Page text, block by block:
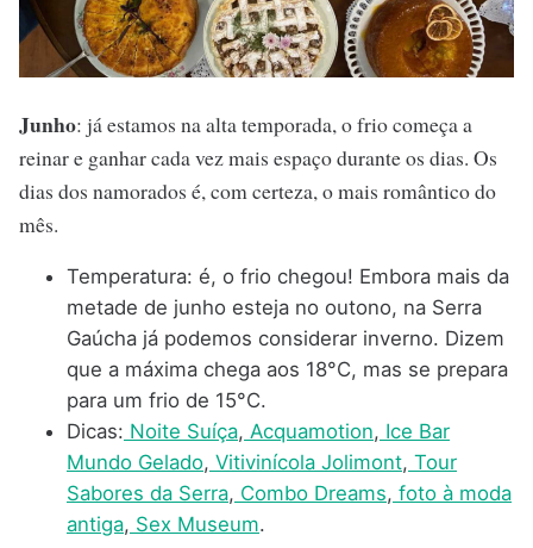
Junho: já estamos na alta temporada, o frio começa a
reinar e ganhar cada vez mais espaço durante os dias. Os
dias dos namorados é, com certeza, o mais romântico do
mês.
Temperatura: é, o frio chegou! Embora mais da
metade de junho esteja no outono, na Serra
Gaúcha já podemos considerar inverno. Dizem
que a máxima chega aos 18°C, mas se prepara
para um frio de 15°C.
Dicas: Noite Suíça, Acquamotion, Ice Bar
Mundo Gelado, Vitivinícola Jolimont, Tour
Sabores da Serra, Combo Dreams, foto à moda
antiga, Sex Museum.